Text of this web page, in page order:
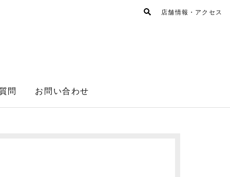
店舗情報・アクセス
問 お問い合わせ